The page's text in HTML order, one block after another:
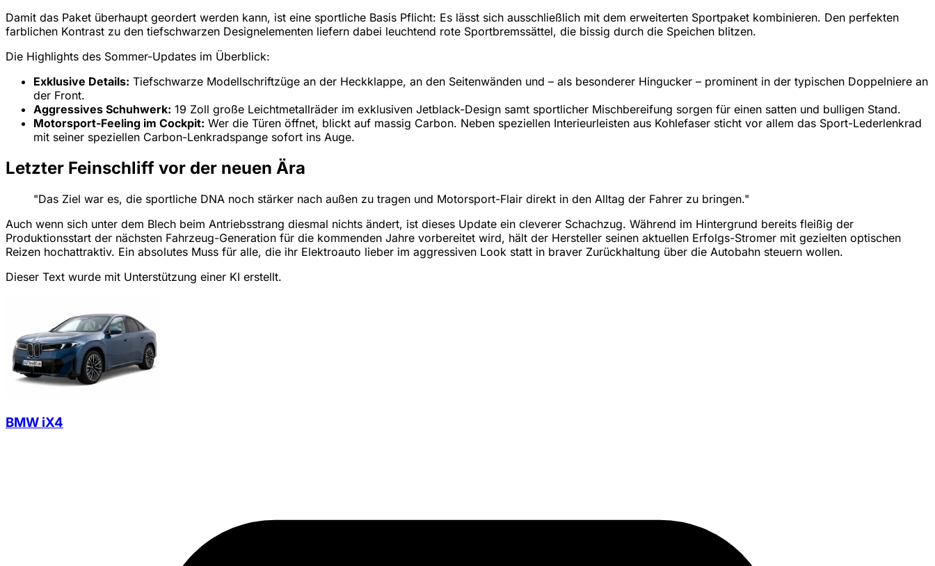
Damit das Paket überhaupt geordert werden kann, ist eine sportliche Basis Pflicht: Es lässt sich ausschließlich mit dem erweiterten Sportpaket kombinieren. Den perfekten
farblichen Kontrast zu den tiefschwarzen Designelementen liefern dabei leuchtend rote Sportbremssättel, die bissig durch die Speichen blitzen.
Die Highlights des Sommer-Updates im Überblick:
Exklusive Details: Tiefschwarze Modellschriftzüge an der Heckklappe, an den Seitenwänden und – als besonderer Hingucker – prominent in der typischen Doppelniere an
der Front.
Aggressives Schuhwerk: 19 Zoll große Leichtmetallräder im exklusiven Jetblack-Design samt sportlicher Mischbereifung sorgen für einen satten und bulligen Stand.
Motorsport-Feeling im Cockpit: Wer die Türen öffnet, blickt auf massig Carbon. Neben speziellen Interieurleisten aus Kohlefaser sticht vor allem das Sport-Lederlenkrad
mit seiner speziellen Carbon-Lenkradspange sofort ins Auge.
Letzter Feinschliff vor der neuen Ära
"Das Ziel war es, die sportliche DNA noch stärker nach außen zu tragen und Motorsport-Flair direkt in den Alltag der Fahrer zu bringen."
Auch wenn sich unter dem Blech beim Antriebsstrang diesmal nichts ändert, ist dieses Update ein cleverer Schachzug. Während im Hintergrund bereits fleißig der
Produktionsstart der nächsten Fahrzeug-Generation für die kommenden Jahre vorbereitet wird, hält der Hersteller seinen aktuellen Erfolgs-Stromer mit gezielten optischen
Reizen hochattraktiv. Ein absolutes Muss für alle, die ihr Elektroauto lieber im aggressiven Look statt in braver Zurückhaltung über die Autobahn steuern wollen.
Dieser Text wurde mit Unterstützung einer KI erstellt.
BMW iX4